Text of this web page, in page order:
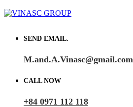
SEND EMAIL.
M.and.A.Vinasc@gmail.com
CALL NOW
+84 0971 112 118